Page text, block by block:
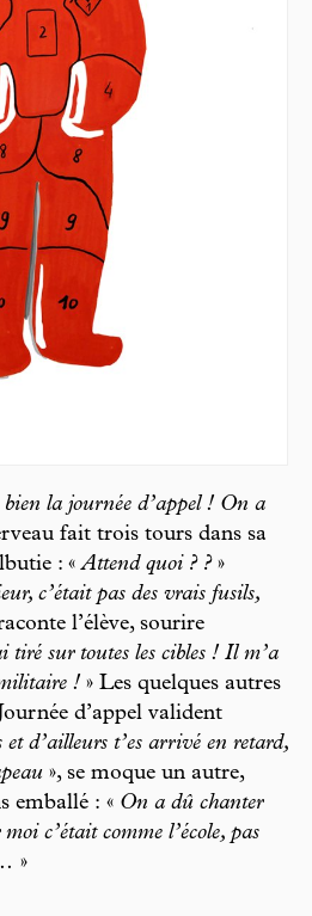
la journée d’appel ! On a
fait trois tours dans sa
: «Attend quoi ? ?»
c’était pas des vrais fusils,
l’élève, sourire
tiré sur toutes les cibles ! Il m’a
! » Les quelques autres
d’appel valident
et d’ailleurs t’es arrivé en retard,
», se moque un autre,
emballé : « On a dû chanter
c’était comme l’école, pas
»